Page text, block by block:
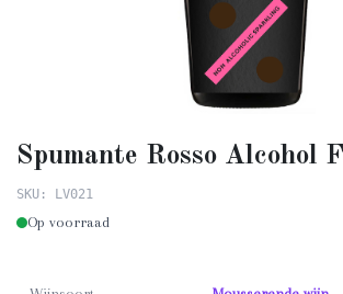
Spumante Rosso Alcohol
SKU: LV021
Op voorraad